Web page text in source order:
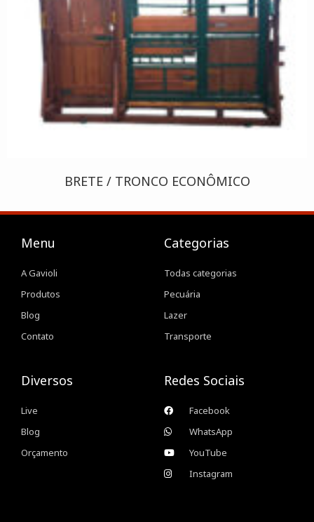
BRETE / TRONCO ECONÔMICO
Menu
A Gavioli
Produtos
Blog
Contato
Categorias
Todas categorias
Pecuária
Lazer
Transporte
Diversos
Live
Blog
Orçamento
Redes Sociais
Facebook
WhatsApp
YouTube
Instagram